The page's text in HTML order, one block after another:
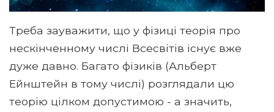
Треба зауважити, що у фізиці теорія про
нескінченному числі Всесвітів існує вже
дуже давно. Багато фізиків (Альберт
Ейнштейн в тому числі) розглядали цю
теорію цілком допустимою - а значить,